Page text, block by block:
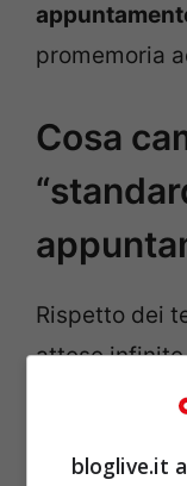
promemoria
Cosa
Rispetto dei
attese
zero
privacy,
emotiva: se
bloglive.it